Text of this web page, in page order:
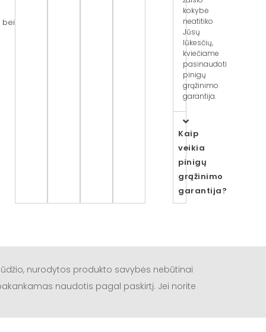
bei
kokybė
neatitiko
Jūsų
lūkesčių,
kviečiame
pasinaudoti
pinigų
grąžinimo
garantija.
Kaip
veikia
pinigų
grąžinimo
garantija?
nurodytos produkto savybės nebūtinai
naudotis pagal paskirtį. Jei norite